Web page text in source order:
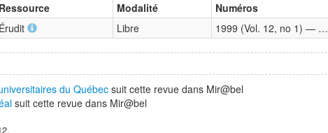
Ressource Modalité Numéros
Érudit Libre 1999 (Vol. 12, no 1) — …
du Québec suit cette revue dans Mir@bel
suit cette revue dans Mir@bel